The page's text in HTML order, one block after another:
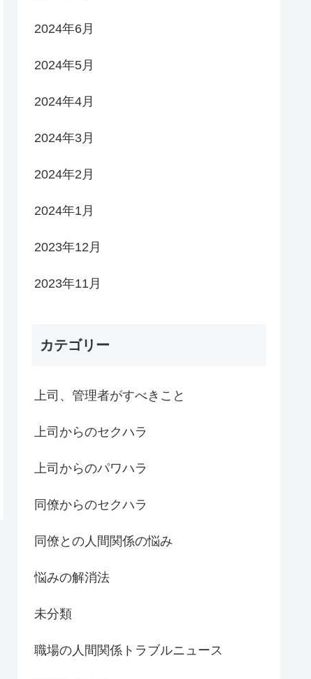
2024年6月
2024年5月
2024年4月
2024年3月
2024年2月
2024年1月
2023年12月
2023年11月
カテゴリー
上司、管理者がすべきこと
上司からのセクハラ
上司からのパワハラ
同僚からのセクハラ
同僚との人間関係の悩み
悩みの解消法
未分類
職場の人間関係トラブルニュース